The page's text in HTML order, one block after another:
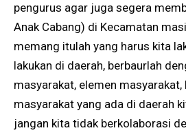
pengurus agar juga segera
Anak Cabang) di Kecamatan
memang itulah yang harus kita
lakukan di daerah, berbaurlah
masyarakat, elemen
masyarakat yang ada di daerah
jangan kita tidak berkolaborasi